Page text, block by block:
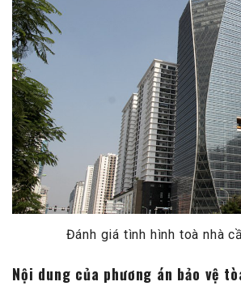
Đánh giá tình hình toà nhà
Nội dung của phương án bảo vệ